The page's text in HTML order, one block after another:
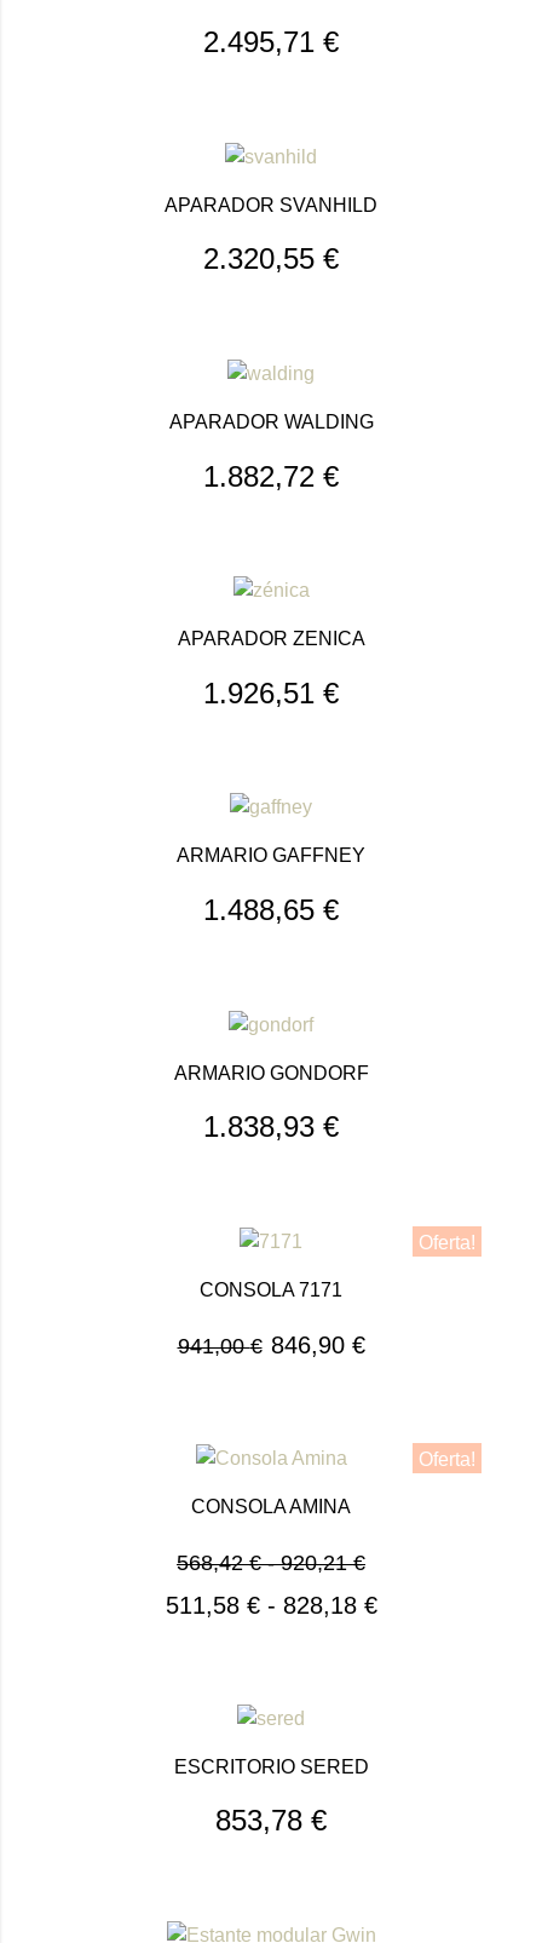
2.495,71 €
APARADOR SVANHILD
2.320,55 €
APARADOR WALDING
1.882,72 €
APARADOR ZENICA
1.926,51 €
ARMARIO GAFFNEY
1.488,65 €
ARMARIO GONDORF
1.838,93 €
Oferta!
CONSOLA 7171
941,00€ 846,90 €
Oferta!
CONSOLA AMINA
568,42€ - 920,21€
511,58 € - 828,18 €
ESCRITORIO SERED
853,78 €